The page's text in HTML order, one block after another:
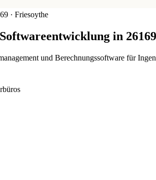
· Friesoythe
Softwareentwicklung in 26169
und Berechnungssoftware für